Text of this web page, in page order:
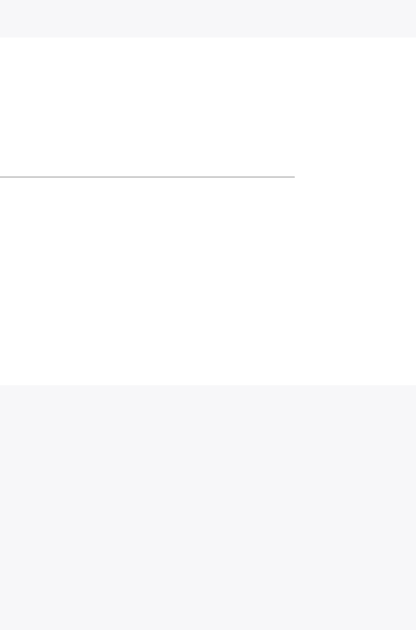
ดือน ติดหน้า1google ราคาถูกมาก
ไทย
ติดหน้า1goolge ราคาถูกที่สุด ฟรีลงประกาศอสังหา รับทำSEOขายสินค้า